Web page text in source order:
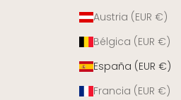
Austria (EUR €)
Bélgica (EUR €)
España (EUR €)
Francia (EUR €)